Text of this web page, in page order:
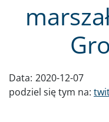
Data: 2020-12-07
podziel się tym na: